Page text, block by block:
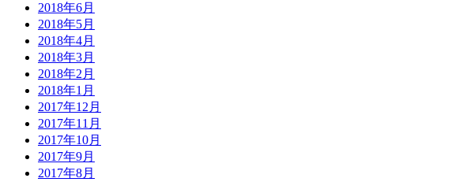
2018年6月
2018年5月
2018年4月
2018年3月
2018年2月
2018年1月
2017年12月
2017年11月
2017年10月
2017年9月
2017年8月